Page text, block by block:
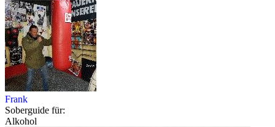
Frank
Soberguide für:
Alkohol